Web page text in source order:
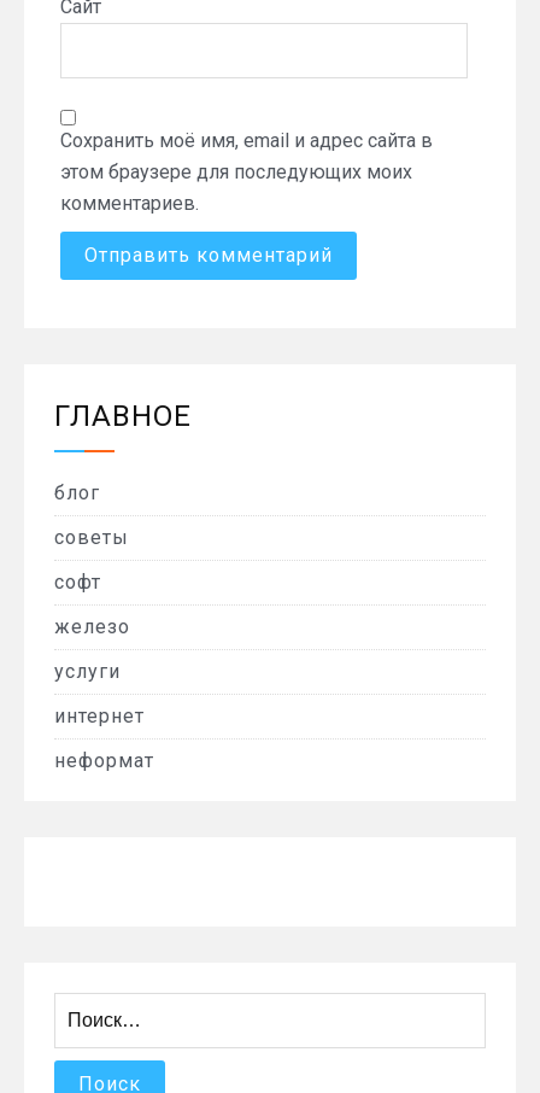
Сайт
Сохранить моё имя, email и адрес сайта в
этом браузере для последующих моих
комментариев.
ГЛАВНОЕ
блог
советы
софт
железо
услуги
интернет
неформат